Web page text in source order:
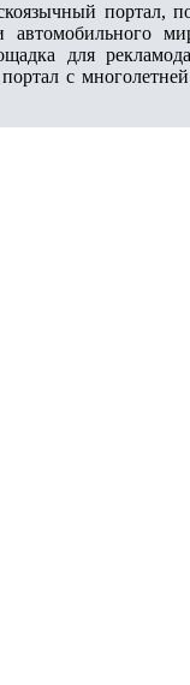
портал,
для
с